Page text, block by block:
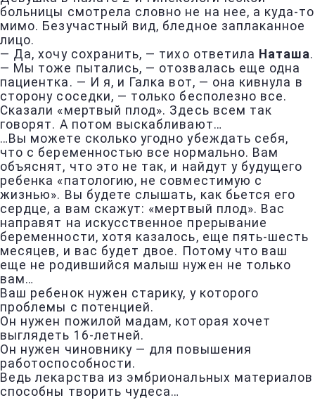
больницы смотрела словно не на нее, а куда-то
мимо. Безучастный вид, бледное заплаканное
лицо.
— Да, хочу сохранить, — тихо ответила Наташа.
— Мы тоже пытались, — отозвалась еще одна
пациентка. — И я, и Галка вот, — она кивнула в
сторону соседки, — только бесполезно все.
Сказали «мертвый плод». Здесь всем так
говорят. А потом выскабливают…
…Вы можете сколько угодно убеждать себя,
что с беременностью все нормально. Вам
объяснят, что это не так, и найдут у будущего
ребенка «патологию, не совместимую с
жизнью». Вы будете слышать, как бьется его
сердце, а вам скажут: «мертвый плод». Вас
направят на искусственное прерывание
беременности, хотя казалось, еще пять-шесть
месяцев, и вас будет двое. Потому что ваш
еще не родившийся малыш нужен не только
вам…
Ваш ребенок нужен старику, у которого
проблемы с потенцией.
Он нужен пожилой мадам, которая хочет
выглядеть 16-летней.
Он нужен чиновнику — для повышения
работоспособности.
Ведь лекарства из эмбриональных материалов
способны творить чудеса…